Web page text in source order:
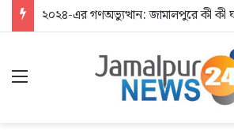
২০২৪-এর গণঅভ্যুত্থান: জামালপুরে কী কী
Menu